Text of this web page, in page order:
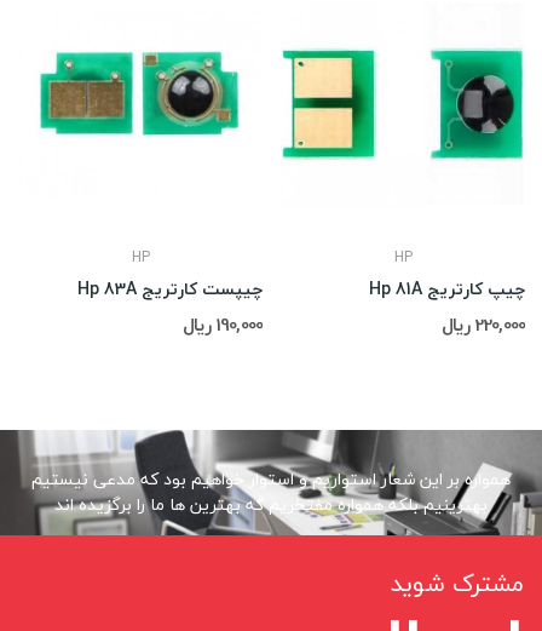
HP
چیپست کارتریج Hp 83A
190,000 ریال
HP
چیپ کارتریج Hp 81A
220,000 ریال
همواره بر این شعار استواریم و استوار خواهیم بود که مدعی نیستیم
بهترینیم بلکه همواره مفتخریم که بهترین ها ما را برگزیده اند
مشترک شوید